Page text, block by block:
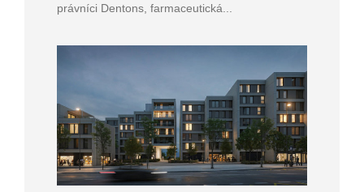
právníci Dentons, farmaceutická...